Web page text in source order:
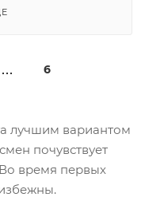
6
лучшим вариантом
почувствует
время первых